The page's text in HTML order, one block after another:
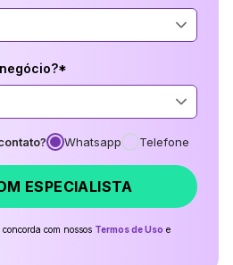
Whatsapp Telefone
ESPECIALISTA
com nossos Termos de Uso e